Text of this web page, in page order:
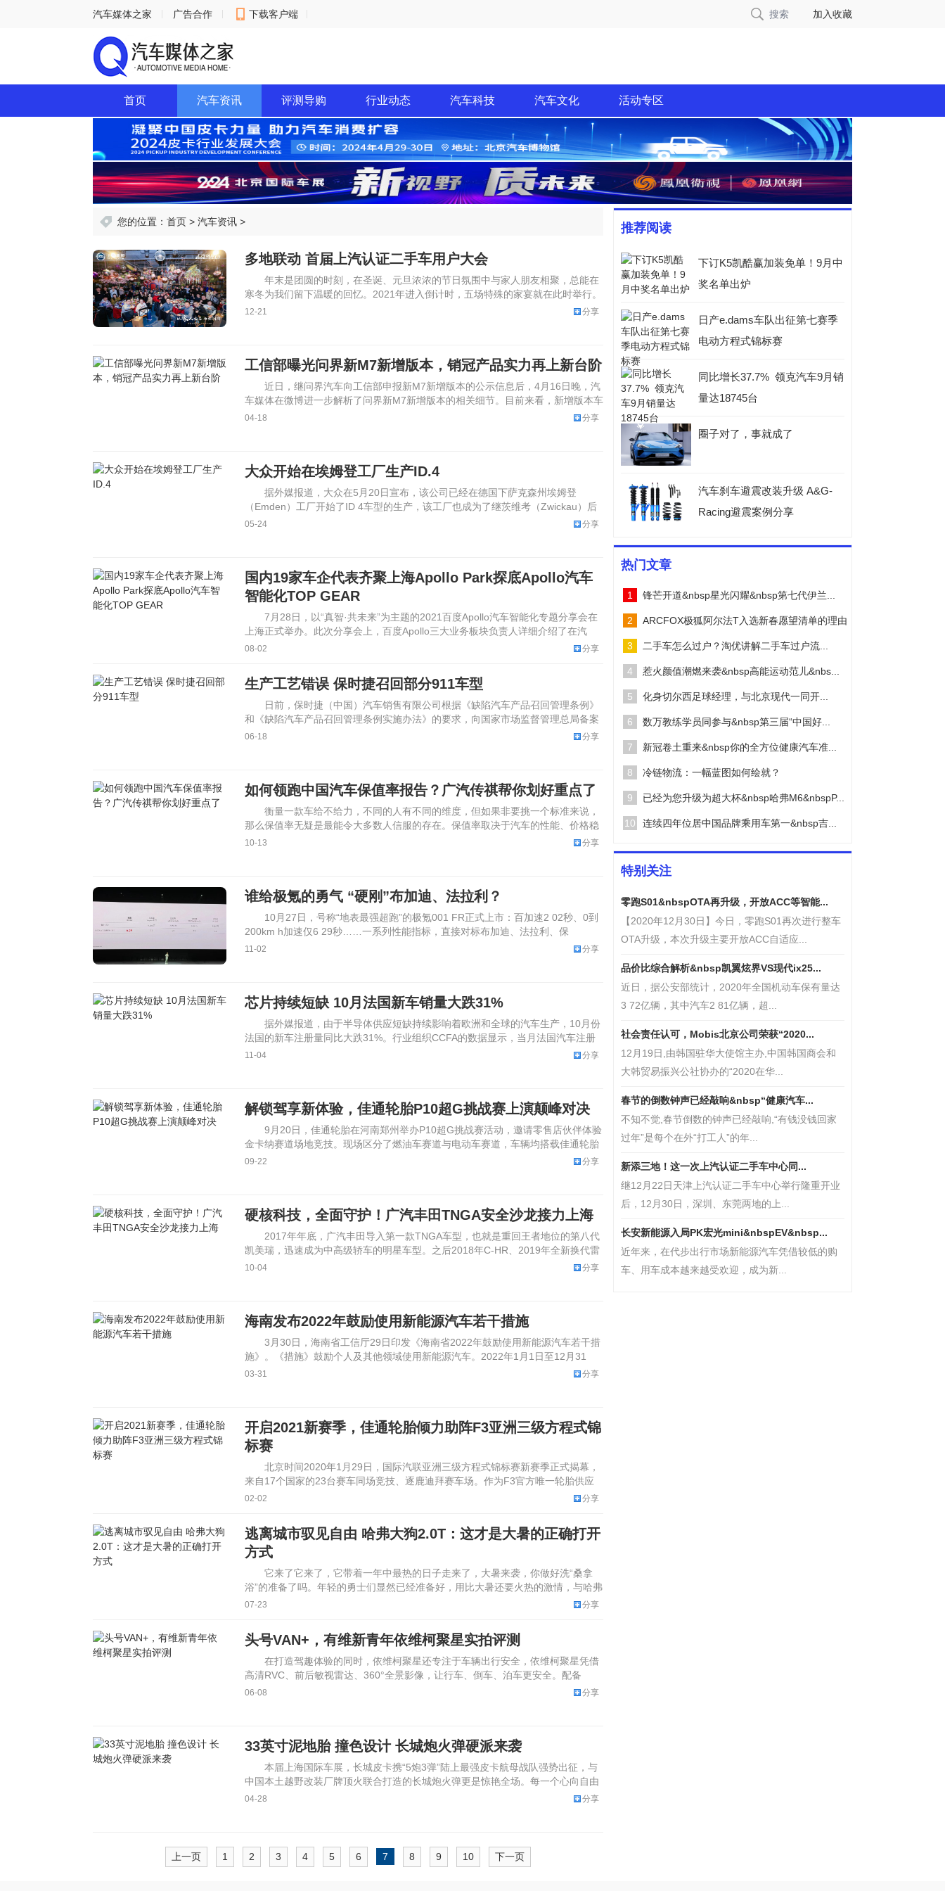
汽车媒体之家 广告合作 下载客户端
意见反馈
搜索 加入收藏
首页 汽车资讯 评测导购 行业动态 汽车科技 汽车文化 活动专区
您的位置： 首页 > 汽车资讯 >
多地联动 首届上汽认证二手车用户大会
年末是团圆的时刻，在圣诞、元旦浓浓的节日氛围中与家人朋友相聚，总能在
寒冬为我们留下温暖的回忆。2021年进入倒计时，五场特殊的家宴就在此时举行。
12月20日，
12-21 分享
工信部曝光问界新M7新增版本，销冠产品实力再上新台阶
近日，继问界汽车向工信部申报新M7新增版本的公示信息后，4月16日晚，汽
车媒体在微博进一步解析了问界新M7新增版本的相关细节。目前来看，新增版本车
型延续了现有
04-18 分享
大众开始在埃姆登工厂生产ID.4
据外媒报道，大众在5月20日宣布，该公司已经在德国下萨克森州埃姆登
（Emden）工厂开始了ID 4车型的生产，该工厂也成为了继茨维考（Zwickau）后
第二座生
05-24 分享
国内19家车企代表齐聚上海Apollo Park探底Apollo汽车
智能化TOP GEAR
7月28日，以“真智·共未来”为主题的2021百度Apollo汽车智能化专题分享会在
上海正式举办。此次分享会上，百度Apollo三大业务板块负责人详细介绍了在汽
08-02 分享
生产工艺错误 保时捷召回部分911车型
日前，保时捷（中国）汽车销售有限公司根据《缺陷汽车产品召回管理条例》
和《缺陷汽车产品召回管理条例实施办法》的要求，向国家市场监督管理总局备案
了召回计划。自202
06-18 分享
如何领跑中国汽车保值率报告？广汽传祺帮你划好重点了
衡量一款车给不给力，不同的人有不同的维度，但如果非要挑一个标准来说，
那么保值率无疑是最能令大多数人信服的存在。保值率取决于汽车的性能、价格稳
定性、可靠性、配件价
10-13 分享
谁给极氪的勇气 “硬刚”布加迪、法拉利？
10月27日，号称“地表最强超跑”的极氪001 FR正式上市：百加速2 02秒、0到
200km h加速仅6 29秒……一系列性能指标，直接对标布加迪、法拉利、保
11-02 分享
芯片持续短缺 10月法国新车销量大跌31%
据外媒报道，由于半导体供应短缺持续影响着欧洲和全球的汽车生产，10月份
法国的新车注册量同比大跌31%。行业组织CCFA的数据显示，当月法国汽车注册
量为118,5
11-04 分享
解锁驾享新体验，佳通轮胎P10超G挑战赛上演颠峰对决
9月20日，佳通轮胎在河南郑州举办P10超G挑战赛活动，邀请零售店伙伴体验
金卡纳赛道场地竞技。现场区分了燃油车赛道与电动车赛道，车辆均搭载佳通轮胎
G6新品驾控P
09-22 分享
硬核科技，全面守护！广汽丰田TNGA安全沙龙接力上海
2017年年底，广汽丰田导入第一款TNGA车型，也就是重回王者地位的第八代
凯美瑞，迅速成为中高级轿车的明星车型。之后2018年C-HR、2019年全新换代雷
凌以
10-04 分享
海南发布2022年鼓励使用新能源汽车若干措施
3月30日，海南省工信厅29日印发《海南省2022年鼓励使用新能源汽车若干措
施》。《措施》鼓励个人及其他领域使用新能源汽车。2022年1月1日至12月31
日，在
03-31 分享
开启2021新赛季，佳通轮胎倾力助阵F3亚洲三级方程式锦
标赛
北京时间2020年1月29日，国际汽联亚洲三级方程式锦标赛新赛季正式揭幕，
来自17个国家的23台赛车同场竞技、逐鹿迪拜赛车场。作为F3官方唯一轮胎供应
商，佳通轮
02-02 分享
逃离城市驭见自由 哈弗大狗2.0T：这才是大暑的正确打开
方式
它来了它来了，它带着一年中最热的日子走来了，大暑来袭，你做好洗“桑拿
浴”的准备了吗。年轻的勇士们显然已经准备好，用比大暑还要火热的激情，与哈弗
大狗一起敢性出发，
07-23 分享
头号VAN+，有维新青年依维柯聚星实拍评测
在打造驾趣体验的同时，依维柯聚星还专注于车辆出行安全，依维柯聚星凭借
高清RVC、前后敏视雷达、360°全景影像，让行车、倒车、泊车更安全。配备
ADAS自动辅助驾
06-08 分享
33英寸泥地胎 撞色设计 长城炮火弹硬派来袭
本届上海国际车展，长城皮卡携“5炮3弹”陆上最强皮卡航母战队强势出征，与
中国本土越野改装厂牌顶火联合打造的长城炮火弹更是惊艳全场。每一个心向自由
的人都应该拥有一
04-28 分享
上一页 1 2 3 4 5 6 7 8 9 10 下一页
推荐阅读
下订K5凯酷赢加装免单！9月中
奖名单出炉
日产e.dams车队出征第七赛季
电动方程式锦标赛
同比增长37.7% 领克汽车9月销
量达18745台
圈子对了，事就成了
汽车刹车避震改装升级 A&G-
Racing避震案例分享
热门文章
1 锋芒开道&nbsp星光闪耀&nbsp第七代伊兰...
2 ARCFOX极狐阿尔法T入选新春愿望清单的理由
3 二手车怎么过户？淘优讲解二手车过户流...
4 惹火颜值潮燃来袭&nbsp高能运动范儿&nbs...
5 化身切尔西足球经理，与北京现代一同开...
6 数万教练学员同参与&nbsp第三届“中国好...
7 新冠卷土重来&nbsp你的全方位健康汽车准...
8 冷链物流：一幅蓝图如何绘就？
9 已经为您升级为超大杯&nbsp哈弗M6&nbspP...
10 连续四年位居中国品牌乘用车第一&nbsp吉...
特别关注
零跑S01&nbspOTA再升级，开放ACC等智能...
【2020年12月30日】今日，零跑S01再次进行整车
OTA升级，本次升级主要开放ACC自适应...
品价比综合解析&nbsp凯翼炫界VS现代ix25...
近日，据公安部统计，2020年全国机动车保有量达
3 72亿辆，其中汽车2 81亿辆，超...
社会责任认可，Mobis北京公司荣获“2020...
12月19日,由韩国驻华大使馆主办,中国韩国商会和
大韩贸易振兴公社协办的“2020在华...
春节的倒数钟声已经敲响&nbsp“健康汽车...
不知不觉,春节倒数的钟声已经敲响,“有钱没钱回家
过年”是每个在外“打工人”的年...
新添三地！这一次上汽认证二手车中心同...
继12月22日天津上汽认证二手车中心举行隆重开业
后，12月30日，深圳、东莞两地的上...
长安新能源入局PK宏光mini&nbspEV&nbsp...
近年来，在代步出行市场新能源汽车凭借较低的购
车、用车成本越来越受欢迎，成为新...